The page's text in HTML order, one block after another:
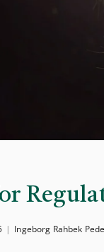
Ingeborg Rahbek